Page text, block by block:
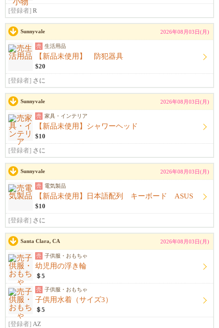
[登録者] R
Sunnyvale 2026年08月03日(月)
売 生活用品
【新品未使用】 防犯器具
$20
[登録者] さに
Sunnyvale 2026年08月03日(月)
売 家具・インテリア
【新品未使用】シャワーヘッド
$10
[登録者] さに
Sunnyvale 2026年08月03日(月)
売 電気製品
【新品未使用】日本語配列 キーボード ASUS
$10
[登録者] さに
Santa Clara, CA 2026年08月03日(月)
売 子供服・おもちゃ
幼児用の浮き輪
＄5
売 子供服・おもちゃ
子供用水着（サイズ3）
＄5
[登録者] AZ